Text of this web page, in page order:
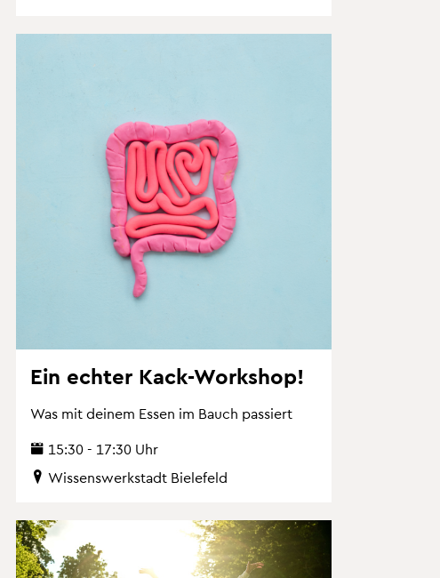
Ein ech­ter Kack-Work­shop!
Was mit dei­nem Essen im Bauch pas­siert
15:30 - 17:30 Uhr
Wis­sens­werk­stadt Bie­le­feld